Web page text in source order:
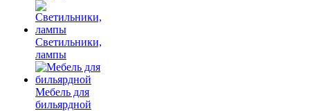
Светильники,
лампы
Мебель для
бильярдной